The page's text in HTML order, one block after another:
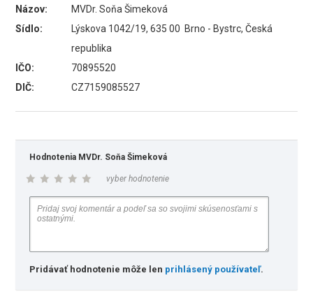
Názov:
MVDr. Soňa Šimeková
Sídlo:
Lýskova 1042/19, 635 00 Brno - Bystrc, Česká
republika
IČO:
70895520
DIČ:
CZ7159085527
Hodnotenia MVDr. Soňa Šimeková
vyber hodnotenie
Pridávať hodnotenie môže len prihlásený používateľ.